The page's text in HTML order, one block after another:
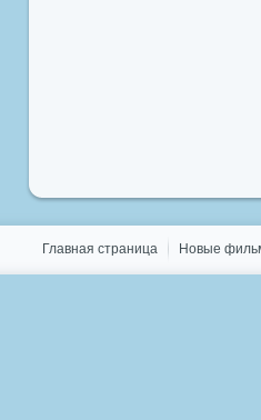
Главная страница Новые